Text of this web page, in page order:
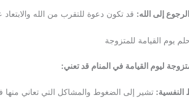
إلى الله: قد تكون دعوة للتقرب من الله
يوم القيامة للمتزوجة
ليوم القيامة في المنام قد تعني:
النفسية: تشير إلى الضغوط والمشاكل التي تعاني منها